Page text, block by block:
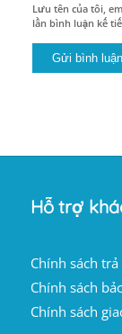
Lưu tên của tôi,
lần bình luận kế
Hỗ trợ
Chính sách
Chính sách
Chính sách